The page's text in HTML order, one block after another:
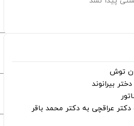
‌توش
بیرانوند
عراقچی به دکتر محمد باقر